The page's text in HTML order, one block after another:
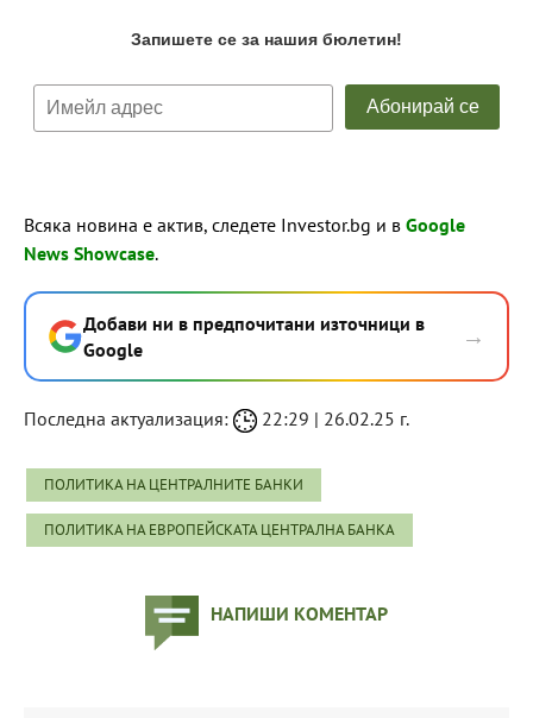
Всяка новина е актив, следете Investor.bg и в Google
News Showcase.
Добави ни в предпочитани източници в
Google
→
Последна актуализация: 22:29 | 26.02.25 г.
ПОЛИТИКА НА ЦЕНТРАЛНИТЕ БАНКИ
ПОЛИТИКА НА ЕВРОПЕЙСКАТА ЦЕНТРАЛНА БАНКА
НАПИШИ КОМЕНТАР